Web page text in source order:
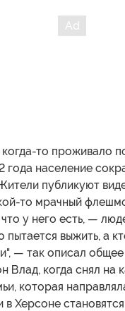
то проживало
года население
публикуют
то мрачный
у него есть, —
пытается выжить, а
— так описал
Влад, когда снял на
которая
в Херсоне